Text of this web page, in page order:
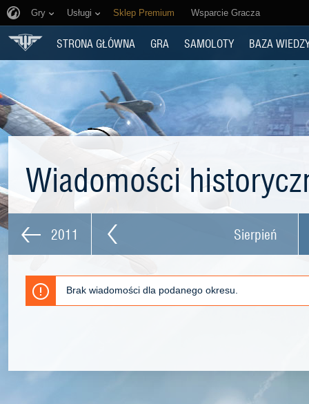
Gry Usługi Sklep Premium Wsparcie Gracza
STRONA GŁÓWNA GRA SAMOLOTY BAZA
Wiadomości
2011 Sierpień
Brak wiadomości dla podanego okresu.